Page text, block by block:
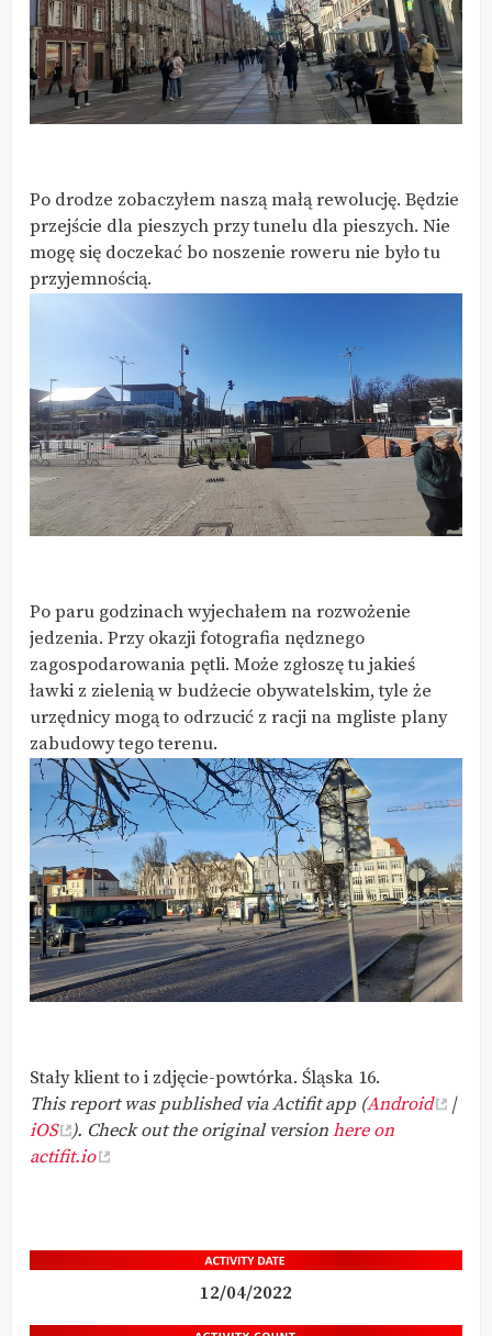
Po drodze zobaczyłem naszą małą rewolucję. Będzie
przejście dla pieszych przy tunelu dla pieszych. Nie
mogę się doczekać bo noszenie roweru nie było tu
przyjemnością.
Po paru godzinach wyjechałem na rozwożenie
jedzenia. Przy okazji fotografia nędznego
zagospodarowania pętli. Może zgłoszę tu jakieś
ławki z zielenią w budżecie obywatelskim, tyle że
urzędnicy mogą to odrzucić z racji na mgliste plany
zabudowy tego terenu.
Stały klient to i zdjęcie-powtórka. Śląska 16.
This report was published via Actifit app (Android
|
iOS
). Check out the original versionhere on
actifit.io
12/04/2022